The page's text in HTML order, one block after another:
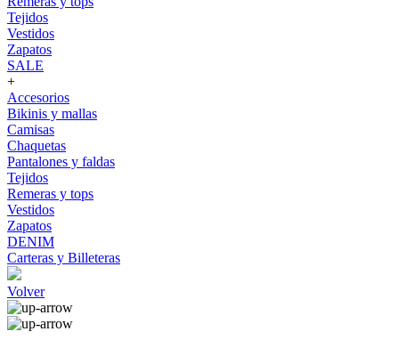
Tejidos
Vestidos
Zapatos
SALE
+
Accesorios
Bikinis y mallas
Camisas
Chaquetas
Pantalones y faldas
Tejidos
Remeras y tops
Vestidos
Zapatos
DENIM
Carteras y Billeteras
Volver